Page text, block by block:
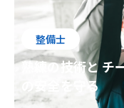
整備士
熟練の技術と チ
の安全を守る